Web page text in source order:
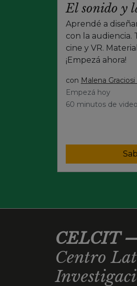
El sonido y
Aprendé a
con la audiencia.
cine y VR.
¡Empezá ahora!
con Malena
Empezá hoy
60 minutos de
CELCIT
Centro